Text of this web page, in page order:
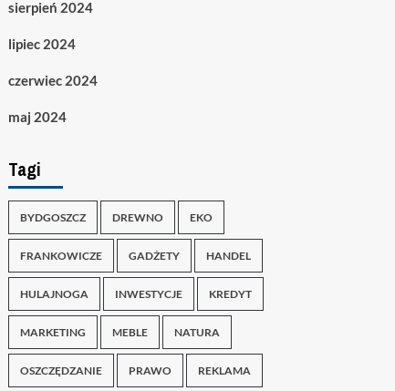
sierpień 2024
lipiec 2024
czerwiec 2024
maj 2024
Tagi
BYDGOSZCZ DREWNO EKO
FRANKOWICZE GADŻETY HANDEL
HULAJNOGA INWESTYCJE KREDYT
MARKETING MEBLE NATURA
OSZCZĘDZANIE PRAWO REKLAMA